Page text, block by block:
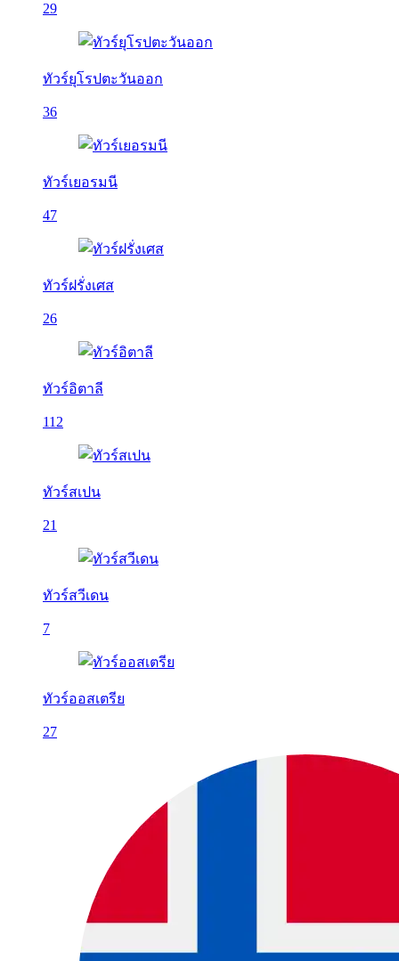
29
ทัวร์ยุโรปตะวันออก
36
ทัวร์เยอรมนี
47
ทัวร์ฝรั่งเศส
26
ทัวร์อิตาลี
112
ทัวร์สเปน
21
ทัวร์สวีเดน
7
ทัวร์ออสเตรีย
27